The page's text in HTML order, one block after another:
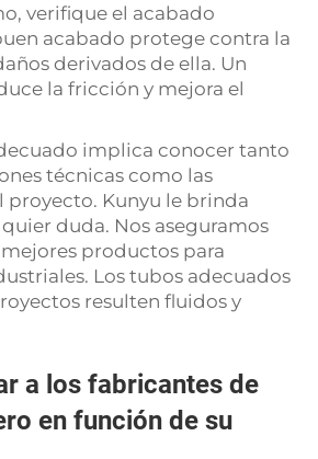
verifique el acabado
acabado protege contra la
derivados de ella. Un
la fricción y mejora el
implica conocer tanto
técnicas como las
proyecto. Kunyu le brinda
duda. Nos aseguramos
productos para
Los tubos adecuados
resulten fluidos y
a los fabricantes de
en función de su